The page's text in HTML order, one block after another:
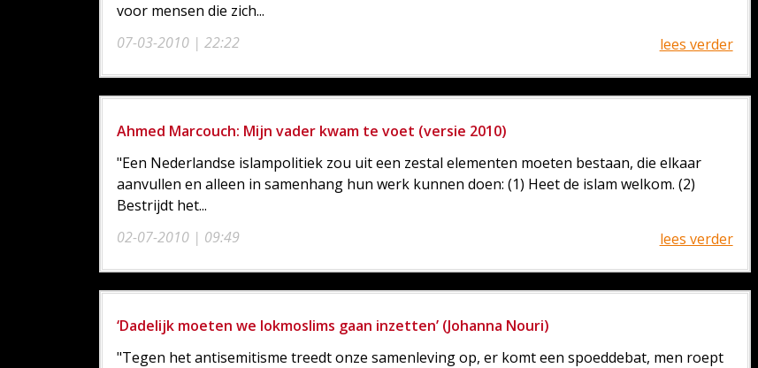
07-03-2010 | 22:22
voor mensen die zich...
lees verder
Ahmed Marcouch: Mijn vader kwam te voet (versie 2010)
02-07-2010 | 09:49
"Een Nederlandse islampolitiek zou uit een zestal elementen moeten bestaan, die elkaar
aanvullen en alleen in samenhang hun werk kunnen doen: (1) Heet de islam welkom. (2)
Bestrijdt het...
lees verder
‘Dadelijk moeten we lokmoslims gaan inzetten’ (Johanna Nouri)
"Tegen het antisemitisme treedt onze samenleving op, er komt een spoeddebat, men roept